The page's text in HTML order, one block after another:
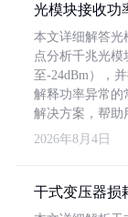
光模块接收功
本文详细解答光
点分析千兆光
至-24dBm），
解释功率异常的
解决方案，帮助
2026年8月4日
干式变压器损